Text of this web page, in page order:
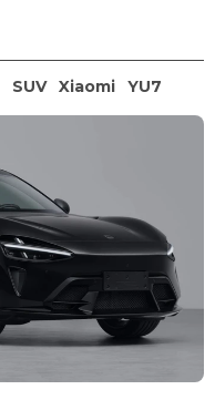
SUV Xiaomi YU7